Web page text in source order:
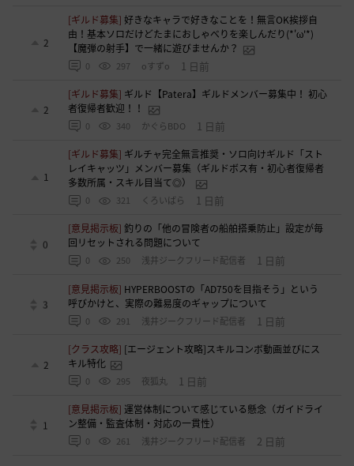
2
[ギルド募集]好きなキャラで好きなことを！無言OK挨拶自
由！基本ソロだけどたまにおしゃべりを楽しんだり(*'ω'*)
【魔弾の射手】で一緒に遊びませんか？
0 297 oすずo 1 日前
2
[ギルド募集] ギルド【Patera】ギルドメンバー募集中！ 初心
者復帰者歓迎！！
0 340 かぐらBDO 1 日前
1
[ギルド募集] ギルチャ完全無言推奨・ソロ向けギルド「スト
レイキャッツ」メンバー募集（ギルドボス有・初心者復帰者
多数所属・スキル目当て◎）
0 321 くろいばら 1 日前
0
[意見掲示板]釣りの「他の冒険者の船舶搭乗防止」設定が毎
回リセットされる問題について
0 250 浅井ジークフリード配信者 1 日前
3
[意見掲示板] HYPERBOOSTの「AD750を目指そう」という
呼びかけと、実際の難易度のギャップについて
0 291 浅井ジークフリード配信者 1 日前
2
[クラス攻略] [エージェント攻略]スキルコンボ動画並びにス
キル特化
0 295 夜狐丸 1 日前
1
[意見掲示板]運営体制について感じている懸念（ガイドライ
ン整備・監査体制・対応の一貫性）
0 261 浅井ジークフリード配信者 2 日前